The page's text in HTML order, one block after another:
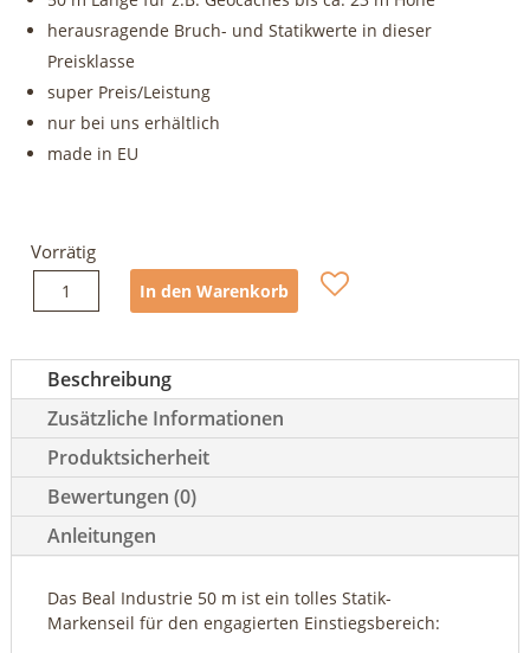
herausragende Bruch- und Statikwerte in dieser
Preisklasse
super Preis/Leistung
nur bei uns erhältlich
made in EU
Vorrätig
Beal
Industrie
m
Menge
In den Warenkorb
Beschreibung
Zusätzliche Informationen
Produktsicherheit
Bewertungen (0)
Anleitungen
Das Beal Industrie 50 m ist ein tolles Statik-
Markenseil für den engagierten Einstiegsbereich: